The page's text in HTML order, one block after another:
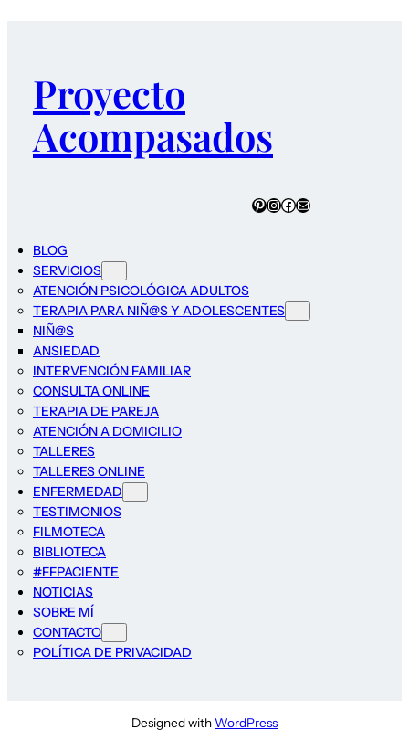
Proyecto
Acompasados
Pinterest
Instagram
Facebook
Correo electrónico
BLOG
SERVICIOS
ATENCIÓN PSICOLÓGICA ADULTOS
TERAPIA PARA NIÑ@S Y ADOLESCENTES
NIÑ@S
ANSIEDAD
INTERVENCIÓN FAMILIAR
CONSULTA ONLINE
TERAPIA DE PAREJA
ATENCIÓN A DOMICILIO
TALLERES
TALLERES ONLINE
ENFERMEDAD
TESTIMONIOS
FILMOTECA
BIBLIOTECA
#FFPACIENTE
NOTICIAS
SOBRE MÍ
CONTACTO
POLÍTICA DE PRIVACIDAD
Designed withWordPress